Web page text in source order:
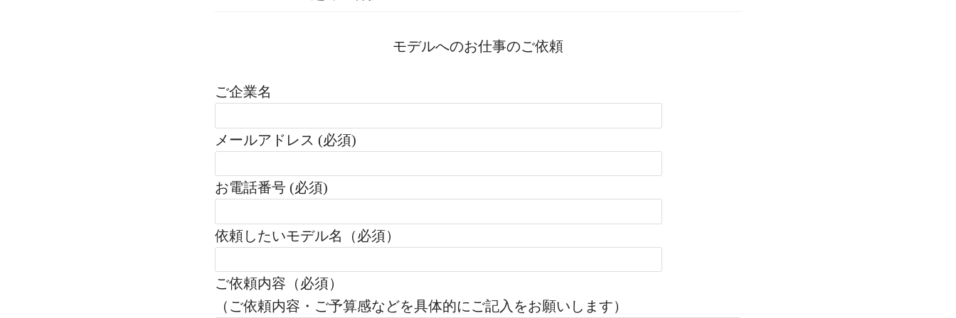
モデルへのお仕事のご依頼
ご企業名
メールアドレス (必須)
お電話番号 (必須)
依頼したいモデル名（必須）
ご依頼内容（必須）
（ご依頼内容・ご予算感などを具体的にご記入をお願いします）